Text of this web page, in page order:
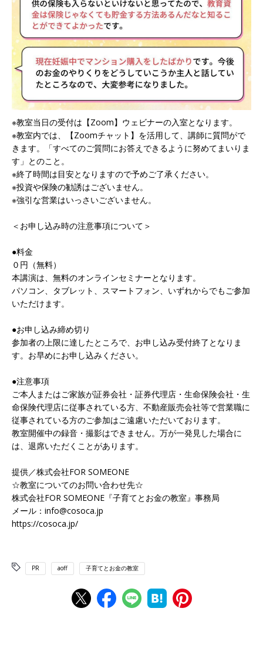
※教室当日の受付は【Zoom】ウェビナーの入室となります。
※教室内では、【Zoomチャット】を活用して、講師に質問がで
きます。「すべてのご質問にお答えできるように努めてまいりま
す」とのこと。
※終了時間は目安となりますので予めご了承ください。
※投資や保険の勧誘はございません。
※強引な営業はいっさいございません。
＜お申し込み時の注意事項について＞
●料金
０円（無料）
本講演は、無料のオンラインセミナーとなります。
パソコン、タブレット、スマートフォン、いずれからでもご参加
いただけます。
●お申し込み締め切り
参加者の上限に達したところで、お申し込み受付終了となりま
す。お早めにお申し込みください。
●注意事項
ご本人またはご家族が証券会社・証券代理店・生命保険会社・生
命保険代理店に従事されている方、不動産販売会社等で営業職に
従事されている方のご参加はご遠慮いただいております。
教室開催中の録音・撮影はできません。万が一発見した場合に
は、退席いただくことがあります。
提供／株式会社FOR SOMEONE
☆教室についてのお問い合わせ先☆
株式会社FOR SOMEONE『子育てとお金の教室』事務局
メール：info@cosoca.jp
https://cosoca.jp/
PR aoff 子育てとお金の教室